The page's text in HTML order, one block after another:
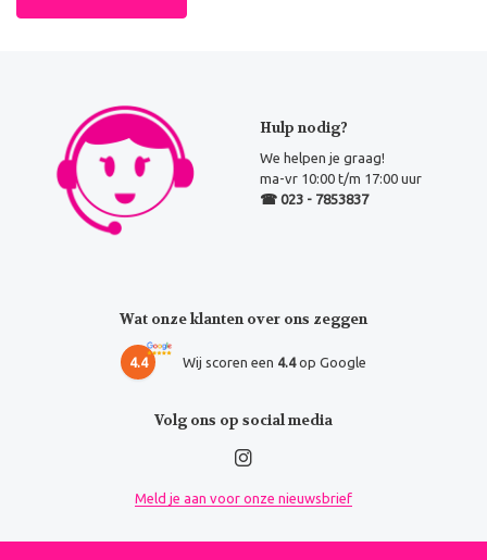
Hulp nodig?
We helpen je graag!
ma-vr 10:00 t/m 17:00 uur
☎ 023 - 7853837
Wat onze klanten over ons zeggen
4.4 Wij scoren een 4.4op Google
Volg ons op social media
Meld je aan voor onze nieuwsbrief